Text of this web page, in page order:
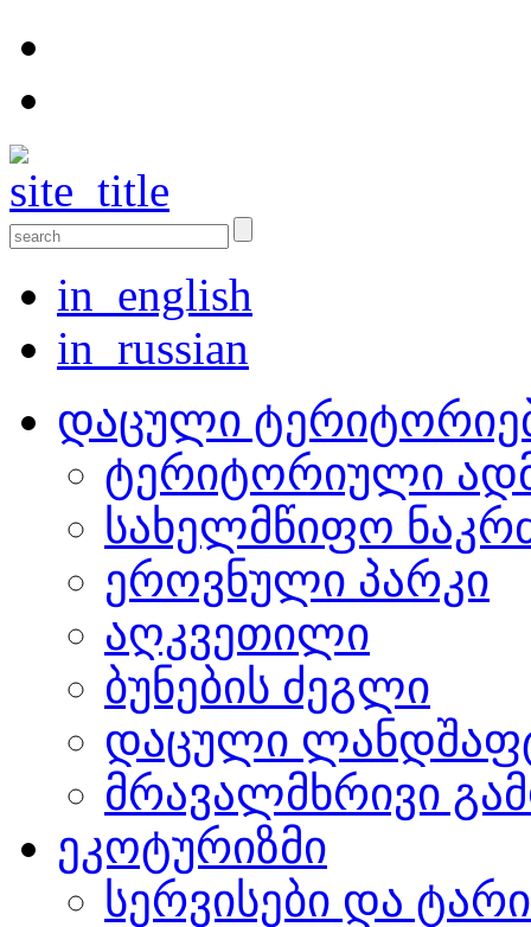
in_english
in_russian
დაცული
ტერიტორიული
სახელმწიფო
ეროვნული პარკი
აღკვეთილი
ბუნების ძეგლი
დაცული
მრავალმხრივი
ეკოტურიზმი
სერვისები და